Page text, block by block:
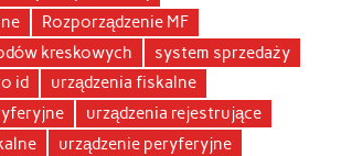
Rozporządzenie MF
kreskowych
system sprzedaży
id
urządzenia fiskalne
urządzenia rejestrujące
urządzenie peryferyjne